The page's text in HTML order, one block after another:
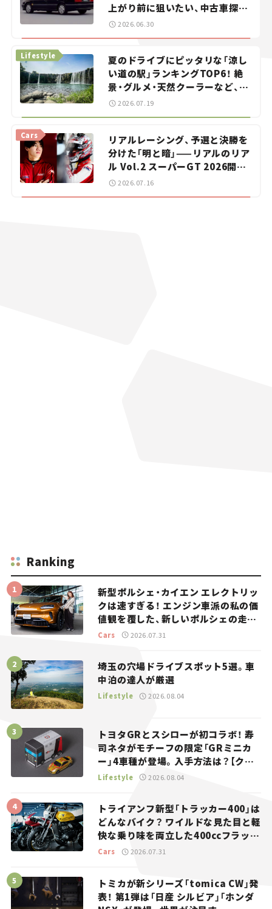
上がり前に狙いたい、中古車探し
をお手伝い――ちょっとイケてるマ
2026.06.30
夏のドライブにピッタリな「涼し
い道の駅」ランキングTOP6！ 絶
景・グルメ・天然クーラーなど、避
暑におすすめのスポットを紹介
【道の駅マニアの推し駅ガイド】
Lifestyle
2026.07.19
リアルレーシング、予選と決勝を
分けた「明と暗」——リアルのリア
ル Vol.2 スーパーGT 2026開幕
戦 岡山国際サーキット
Cars
2026.07.16
Ranking
新型ポルシェ・カイエン エレクトリッ
クは速すぎる！ エンジン車派の私の価
値観を覆した、新しいポルシェの走
り。
Cars 2026.07.31
埼玉の穴場ドライブスポット5選。車
中泊の達人が厳選
Lifestyle 2026.08.04
トヨタGRとスシローが初コラボ！ 寿
司ネタがモチーフの限定「GRミニカ
ー」4車種が登場。入手方法は？【クル
マとホビー】
Lifestyle 2026.08.04
トライアンフ新型「トラッカー400」は
どんなバイク？ ワイルドな見た目と軽
快な乗り味を両立した400ccフラット
トラッカー【試乗レビュー】
Cars 2026.07.31
トミカが新シリーズ「tomica CW」発
表！ 第1弾は「日産 シルビア」「ホンダ